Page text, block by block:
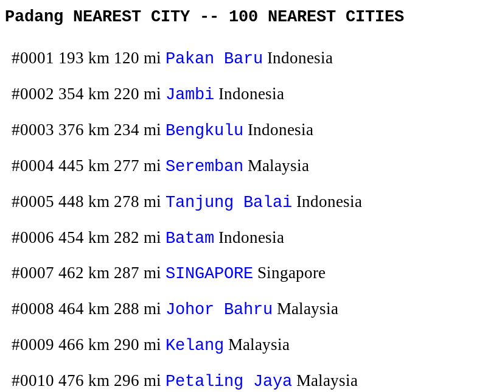
Padang NEAREST CITY -- 100 NEAREST CITIES
#0001 193 km 120 mi Pakan Baru Indonesia
#0002 354 km 220 mi Jambi Indonesia
#0003 376 km 234 mi Bengkulu Indonesia
#0004 445 km 277 mi Seremban Malaysia
#0005 448 km 278 mi Tanjung Balai Indonesia
#0006 454 km 282 mi Batam Indonesia
#0007 462 km 287 mi SINGAPORE Singapore
#0008 464 km 288 mi Johor Bahru Malaysia
#0009 466 km 290 mi Kelang Malaysia
#0010 476 km 296 mi Petaling JayaMalaysia